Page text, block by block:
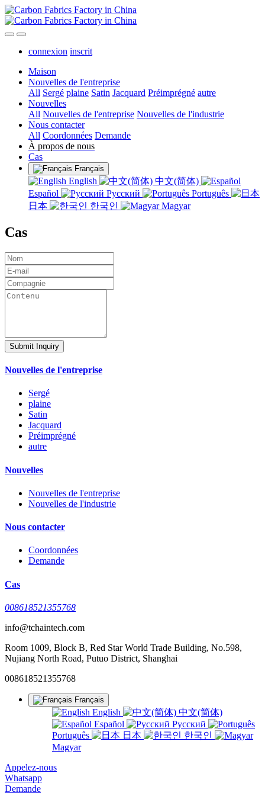
connexion inscrit
Maison
Nouvelles de l'entreprise
All Sergé plaine Satin Jacquard Préimprégné autre
Nouvelles
All Nouvelles de l'entreprise Nouvelles de l'industrie
Nous contacter
All Coordonnées Demande
À propos de nous
Cas
Français
English
中文(简体)
Español
Русский
Português
日本
한국인 Magyar
Cas
Submit Inquiry
Nouvelles de l'entreprise
Sergé
plaine
Satin
Jacquard
Préimprégné
autre
Nouvelles
Nouvelles de l'entreprise
Nouvelles de l'industrie
Nous contacter
Coordonnées
Demande
Cas
008618521355768
info@tchaintech.com
Room 1009, Block B, Red Star World Trade Building, No.598,
Nujiang North Road, Putuo District, Shanghai
008618521355768
Français
English
中文(简体)
Español
Русский
Português
日本
한국인
Magyar
Appelez-nous
Whatsapp
Demande